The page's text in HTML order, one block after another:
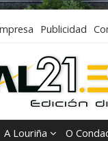
Publicidad
A Louriña O